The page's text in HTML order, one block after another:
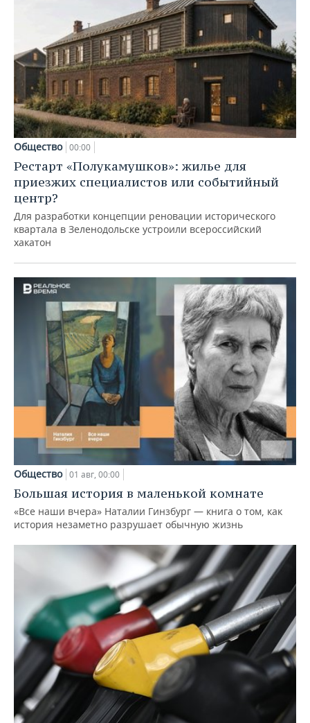
Общество 00:00
Рестарт «Полукамушков»: жилье для
приезжих специалистов или событийный
центр?
Для разработки концепции реновации исторического
квартала в Зеленодольске устроили всероссийский
хакатон
Общество 01 авг, 00:00
Большая история в маленькой комнате
«Все наши вчера» Наталии Гинзбург — книга о том, как
история незаметно разрушает обычную жизнь